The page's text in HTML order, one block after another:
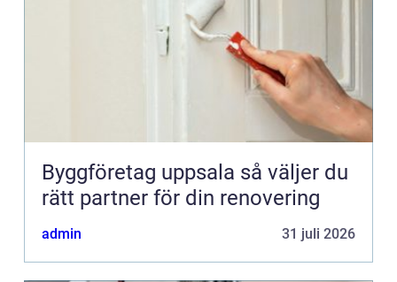
Byggföretag uppsala så väljer du
rätt partner för din renovering
admin 31 juli 2026